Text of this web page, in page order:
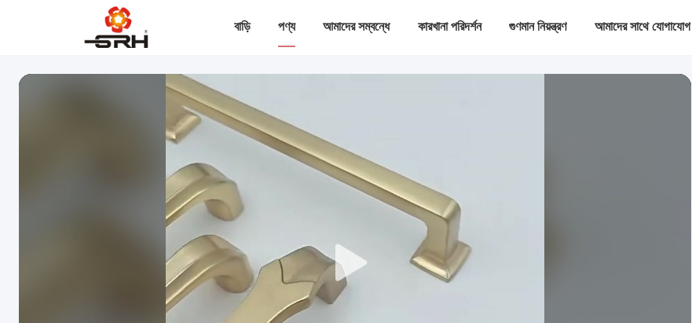
বাড়ি পণ্য আমাদের সম্বন্ধে কারখানা পরিদর্শন গুণমান নিয়ন্ত্রণ আমাদের সাথে যোগাযোগ